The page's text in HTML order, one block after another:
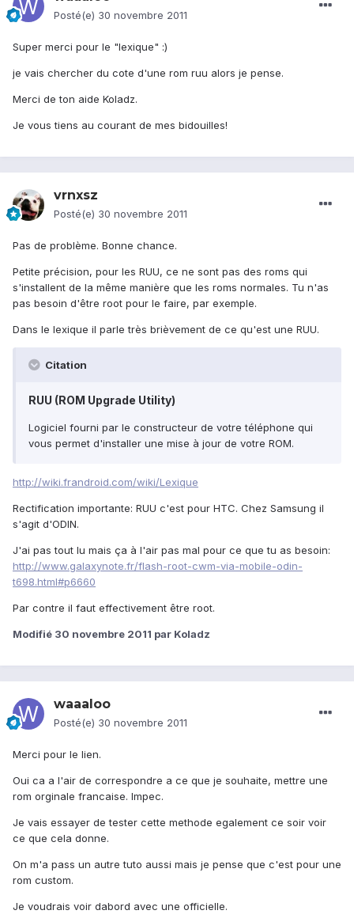
Posté(e) 30 novembre 2011
Super merci pour le "lexique" :)
je vais chercher du cote d'une rom ruu alors je pense.
Merci de ton aide Koladz.
Je vous tiens au courant de mes bidouilles!
vrnxsz
Posté(e) 30 novembre 2011
Pas de problème. Bonne chance.
Petite précision, pour les RUU, ce ne sont pas des roms qui
s'installent de la même manière que les roms normales. Tu n'as
pas besoin d'être root pour le faire, par exemple.
Dans le lexique il parle très brièvement de ce qu'est une RUU.
Citation
RUU (ROM Upgrade Utility)
Logiciel fourni par le constructeur de votre téléphone qui
vous permet d'installer une mise à jour de votre ROM.
http://wiki.frandroid.com/wiki/Lexique
Rectification importante: RUU c'est pour HTC. Chez Samsung il
s'agit d'ODIN.
J'ai pas tout lu mais ça à l'air pas mal pour ce que tu as besoin:
http://www.galaxynote.fr/flash-root-cwm-via-mobile-odin-
t698.html#p6660
Par contre il faut effectivement être root.
Modifié 30 novembre 2011 par Koladz
waaaloo
Posté(e) 30 novembre 2011
Merci pour le lien.
Oui ca a l'air de correspondre a ce que je souhaite, mettre une
rom orginale francaise. Impec.
Je vais essayer de tester cette methode egalement ce soir voir
ce que cela donne.
On m'a pass un autre tuto aussi mais je pense que c'est pour une
rom custom.
Je voudrais voir dabord avec une officielle.